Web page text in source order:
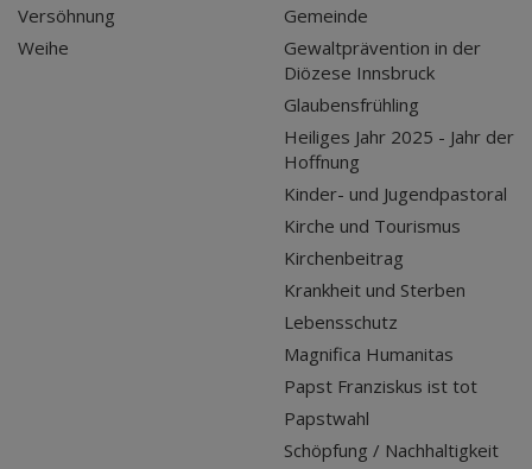
Versöhnung
Weihe
Gemeinde
Gewaltprävention in der
Diözese Innsbruck
Glaubensfrühling
Heiliges Jahr 2025 - Jahr der
Hoffnung
Kinder- und Jugendpastoral
Kirche und Tourismus
Kirchenbeitrag
Krankheit und Sterben
Lebensschutz
Magnifica Humanitas
Papst Franziskus ist tot
Papstwahl
Schöpfung / Nachhaltigkeit